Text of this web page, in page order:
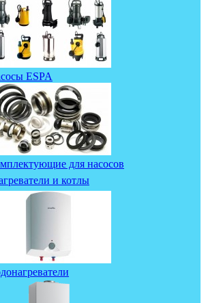
ESPA
для насосов
и котлы